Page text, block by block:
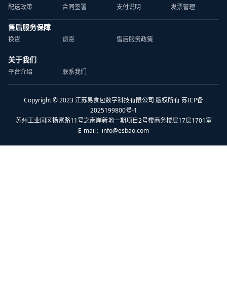
配送政策 合同签署 支付说明 发票管理
售后服务保障
换货 退货 售后服务政策
关于我们
平台介绍 联系我们
Copyright © 2023 江苏易食包数字科技有限公司 版权所有 苏ICP备
2025199800号-1
苏州工业园区扬富路11号之南岸新地一期项目2号楼商务楼层17层1701室
E-mail： info@esbao.com